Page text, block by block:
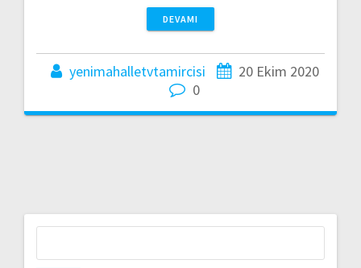
DEVAMI
yenimahalletvtamircisi
20 Ekim 2020
0